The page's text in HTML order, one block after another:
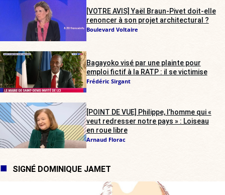
[VOTRE AVIS] Yaël Braun-Pivet doit-elle
renoncer à son projet architectural ?
Boulevard Voltaire
Bagayoko visé par une plainte pour
emploi fictif à la RATP : il se victimise
Frédéric Sirgant
[POINT DE VUE] Philippe, l’homme qui «
veut redresser notre pays » : Loiseau
en roue libre
Arnaud Florac
SIGNÉ DOMINIQUE JAMET